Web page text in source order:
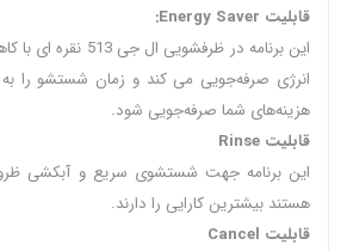
قابلیت Energy Saver:
این برنامه در
انرژی صرفه‌جویی می کند و زمان شستشو را
هزینه‌های شما صرفه‌جویی شود.
قابلیت Rinse
این برنامه جهت شستشوی سریع و آبکشی
هستند بیشترین کارایی را دارند.
قابلیت Cancel